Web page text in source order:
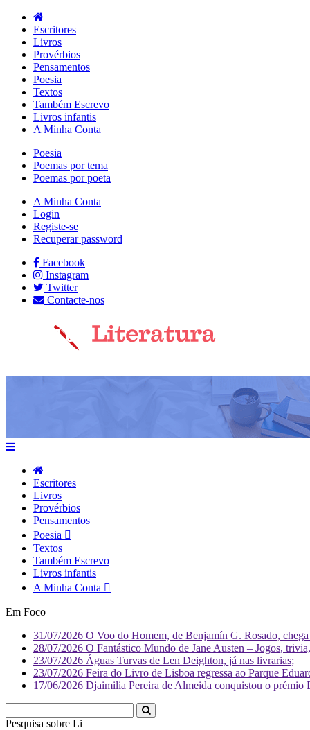
Escritores
Livros
Provérbios
Pensamentos
Poesia
Textos
Também Escrevo
Livros infantis
A Minha Conta
Poesia
Poemas por tema
Poemas por poeta
A Minha Conta
Login
Registe-se
Recuperar password
Facebook
Instagram
Twitter
Contacte-nos
Escritores
Livros
Provérbios
Pensamentos
Poesia
Textos
Também Escrevo
Livros infantis
A Minha Conta
Em Foco
31/07/2026 O Voo do Homem, de Benjamín G. Rosado,
28/07/2026 O Fantástico Mundo de Jane Austen – Jogos,
23/07/2026 Águas Turvas de Len Deighton, já nas livrarias;
23/07/2026 Feira do Livro de Lisboa regressa ao Parque
17/06/2026 Djaimilia Pereira de Almeida conquistou o
Pesquisa sobre Literatura